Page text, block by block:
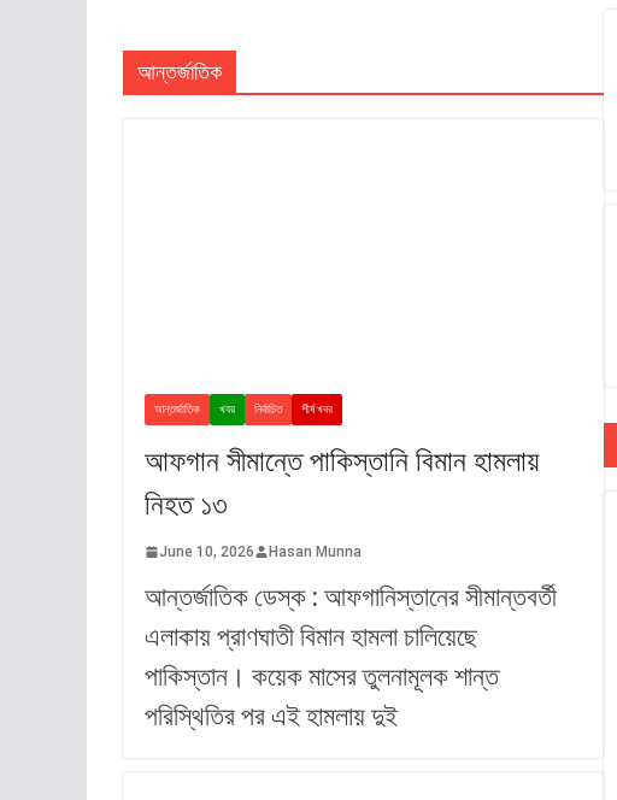
আন্তর্জাতিক
আন্তর্জাতিক খবর নির্বাচিত শীর্ষ খবর
আফগান সীমান্তে পাকিস্তানি বিমান হামলায়
নিহত ১৩
June 10, 2026 Hasan Munna
আন্তর্জাতিক ডেস্ক : আফগানিস্তানের সীমান্তবর্তী
এলাকায় প্রাণঘাতী বিমান হামলা চালিয়েছে
পাকিস্তান। কয়েক মাসের তুলনামূলক শান্ত
পরিস্থিতির পর এই হামলায় দুই